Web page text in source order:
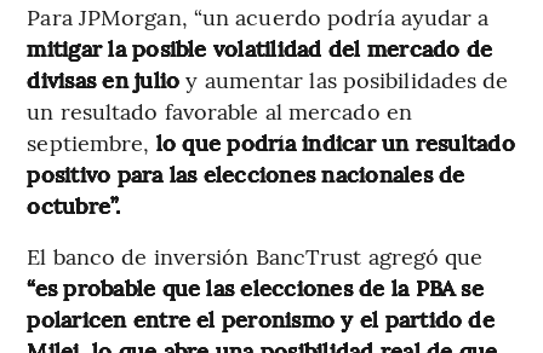
Para JPMorgan, “un acuerdo podría ayudar a
mitigar la posible volatilidad del mercado de
divisas en julio y aumentar las posibilidades de
un resultado favorable al mercado en
septiembre, lo que podría indicar un resultado
positivo para las elecciones nacionales de
octubre”.
El banco de inversión BancTrust agregó que
“es probable que las elecciones de la PBA se
polaricen entre el peronismo y el partido de